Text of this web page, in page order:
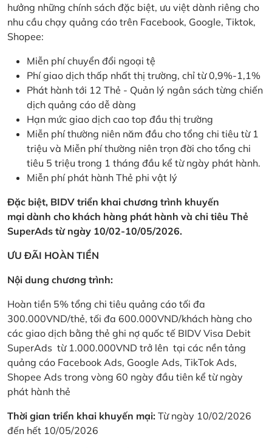
hưởng những chính sách đặc biệt, ưu việt dành riêng cho
nhu cầu chạy quảng cáo trên Facebook, Google, Tiktok,
Shopee:
Miễn phí chuyển đổi ngoại tệ
Phí giao dịch thấp nhất thị trường, chỉ từ 0,9%-1,1%
Phát hành tới 12 Thẻ - Quản lý ngân sách từng chiến
dịch quảng cáo dễ dàng
Hạn mức giao dịch cao top đầu thị trường
Miễn phí thường niên năm đầu cho tổng chi tiêu từ 1
triệu và Miễn phí thường niên trọn đời cho tổng chi
tiêu 5 triệu trong 1 tháng đầu kể từ ngày phát hành.
Miễn phí phát hành Thẻ phi vật lý
Đặc biệt, BIDV triển khai chương trình khuyến
mại dành cho khách hàng phát hành và chi tiêu Thẻ
SuperAds từ ngày 10/02-10/05/2026.
ƯU ĐÃI HOÀN TIỀN
Nội dung chương trình:
Hoàn tiền 5% tổng chi tiêu quảng cáo tối đa
300.000VND/thẻ, tối đa 600.000VND/khách hàng cho
các giao dịch bằng thẻ ghi nợ quốc tế BIDV Visa Debit
SuperAds từ 1.000.000VND trở lên tại các nền tảng
quảng cáo Facebook Ads, Google Ads, TikTok Ads,
Shopee Ads trong vòng 60 ngày đầu tiên kể từ ngày
phát hành thẻ
Thời gian triển khai khuyến mại: Từ ngày 10/02/2026
đến hết 10/05/2026